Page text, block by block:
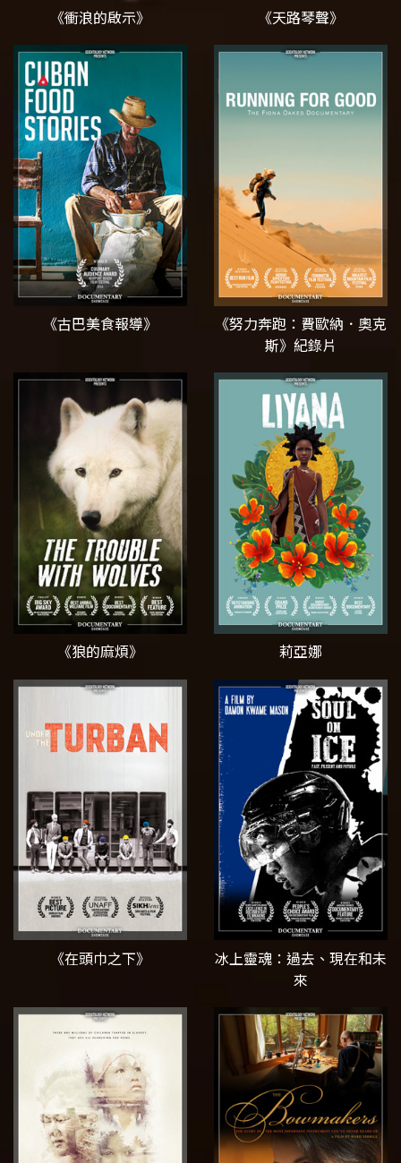
《衝浪的啟示》 《天路琴聲》
《古巴美食報導》
《努力奔跑：費歐納．奧克
斯》紀錄片
《狼的麻煩》 莉亞娜
《在頭巾之下》
冰上靈魂：過去、現在和未
來